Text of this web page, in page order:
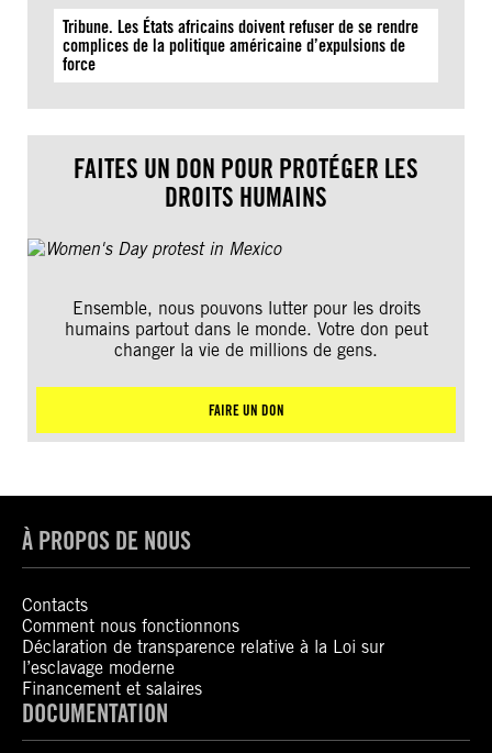
Tribune. Les États africains doivent refuser de se rendre
complices de la politique américaine d’expulsions de
force
FAITES UN DON POUR PROTÉGER LES
DROITS HUMAINS
Ensemble, nous pouvons lutter pour les droits
humains partout dans le monde. Votre don peut
changer la vie de millions de gens.
FAIRE UN DON
À PROPOS DE NOUS
Contacts
Comment nous fonctionnons
Déclaration de transparence relative à la Loi sur
l’esclavage moderne
Financement et salaires
DOCUMENTATION